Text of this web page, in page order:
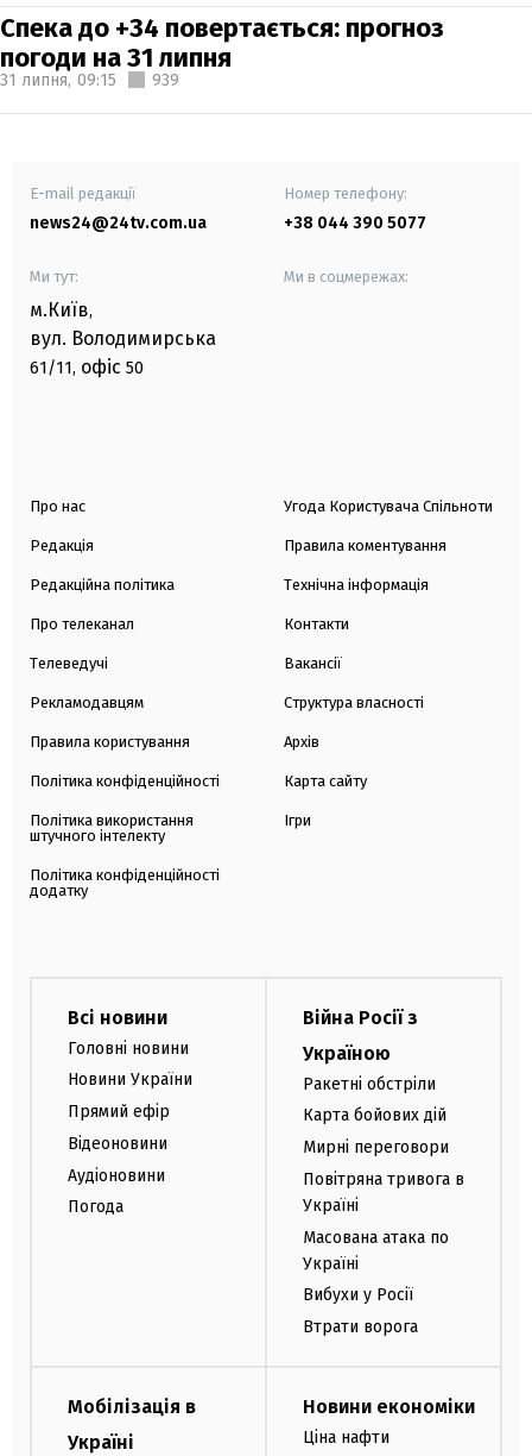
Спека до +34 повертається: прогноз
погоди на 31 липня
31 липня, 09:15 939
E-mail редакції
news24@24tv.com.ua
Номер телефону:
+38 044 390 5077
Ми тут:
м.Київ,
вул. Володимирська
61/11, офіс 50
Ми в соцмережах:
Про нас
Редакція
Редакційна політика
Про телеканал
Телеведучі
Рекламодавцям
Правила користування
Політика конфіденційності
Політика використання
штучного інтелекту
Політика конфіденційності
додатку
Угода Користувача Спільноти
Правила коментування
Технічна інформація
Контакти
Вакансії
Структура власності
Архів
Карта сайту
Ігри
Всі новини
Головні новини
Новини України
Прямий ефір
Відеоновини
Аудіоновини
Погода
Війна Росії з
Україною
Ракетні обстріли
Карта бойових дій
Мирні переговори
Повітряна тривога в
Україні
Масована атака по
Україні
Вибухи у Росії
Втрати ворога
Мобілізація в
Україні
Новини економіки
Ціна нафти